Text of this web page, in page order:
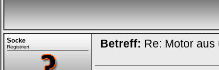
Socke
Registriert Betreff: Re: Motor